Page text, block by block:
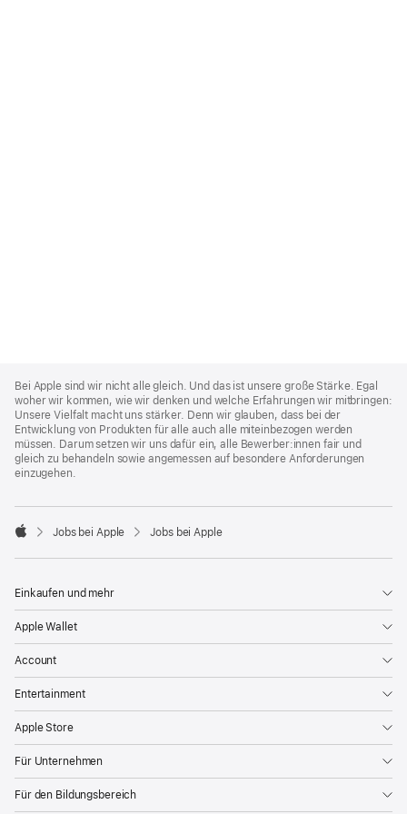
Footer
Bei Apple sind wir nicht alle gleich. Und das ist unsere große Stärke. Egal
woher wir kommen, wie wir denken und welche Erfahrungen wir mitbringen:
Unsere Vielfalt macht uns stärker. Denn wir glauben, dass bei der
Entwicklung von Produkten für alle auch alle miteinbezogen werden
müssen. Darum setzen wir uns dafür ein, alle Bewerber:innen fair und
gleich zu behandeln sowie angemessen auf besondere Anforderungen
einzugehen.

Jobs bei Apple Jobs bei Apple
Einkaufen und mehr
Apple Wallet
Account
Entertainment
Apple Store
Für Unternehmen
Für den Bildungsbereich